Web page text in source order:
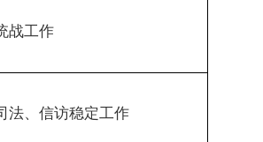
战工作
法、信访稳定工作